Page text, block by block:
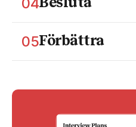
jämförbara anteckningar.
Besluta
och dokumentera beslut
05Förbättra
över tid.